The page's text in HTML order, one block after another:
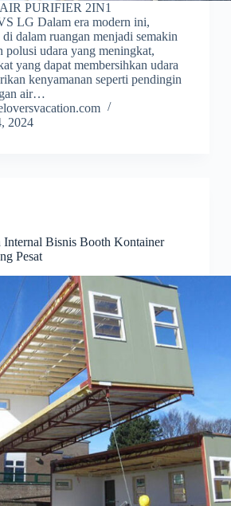
PURIFIER 2IN1
LG Dalam era modern ini,
di dalam ruangan menjadi semakin
polusi udara yang meningkat,
yang dapat membersihkan udara
kenyamanan seperti pendingin
air…
2024
Internal Bisnis Booth Kontainer
Pesat